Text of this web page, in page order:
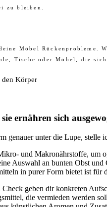
zu bleiben.
Möbel
Tische oder Möbel, die
den Körper
ernähren sich
genauer unter die Lupe, stelle
und Makronährstoffe, um
Auswahl an bunten Obst
in purer Form bietet ist
geben dir konkreten
die vermieden werden